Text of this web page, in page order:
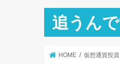
追うん
HOME 仮想通貨投資